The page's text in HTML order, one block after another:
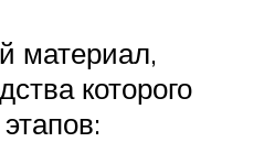
материал,
которого